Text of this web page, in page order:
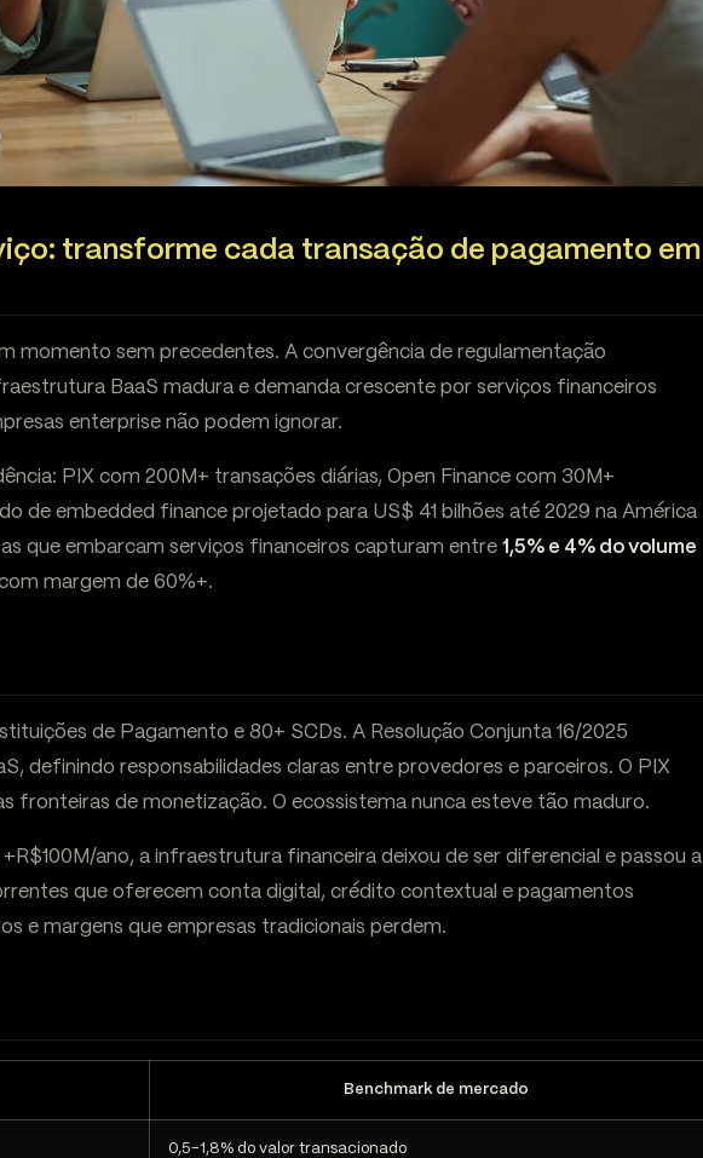
transforme cada transação de pagamento em
momento sem precedentes. A convergência de regulamentação
BaaS madura e demanda crescente por serviços financeiros
enterprise não podem ignorar.
PIX com 200M+ transações diárias, Open Finance com 30M+
de embedded finance projetado para US$ 41 bilhões até 2029 na América
que embarcam serviços financeiros capturam entre 1,5% e 4% do volume
margem de 60%+.
de Pagamento e 80+ SCDs. A Resolução Conjunta 16/2025
definindo responsabilidades claras entre provedores e parceiros. O PIX
fronteiras de monetização. O ecossistema nunca esteve tão maduro.
ano, a infraestrutura financeira deixou de ser diferencial e passou a
que oferecem conta digital, crédito contextual e pagamentos
e margens que empresas tradicionais perdem.
Benchmark de mercado
0,5-1,8% do valor transacionado